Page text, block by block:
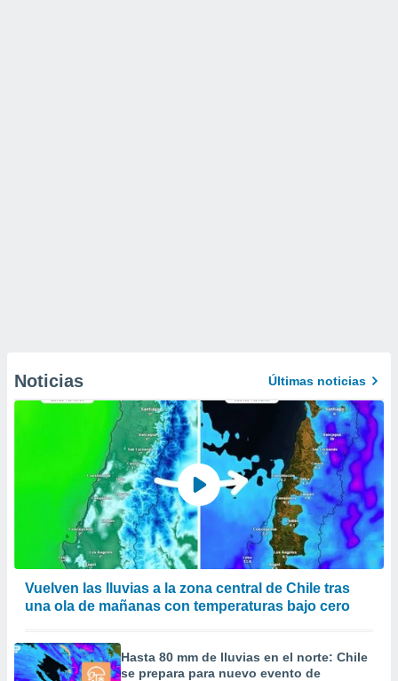
Noticias Últimas noticias
Vuelven las lluvias a la zona central de Chile tras
una ola de mañanas con temperaturas bajo cero
Hasta 80 mm de lluvias en el norte: Chile
se prepara para nuevo evento de